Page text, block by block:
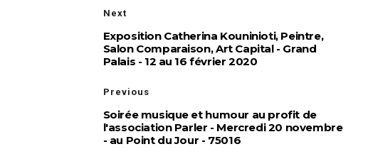
Next
Exposition Catherina Kouninioti, Peintre,
Salon Comparaison, Art Capital - Grand
Palais - 12 au 16 février 2020
Previous
Soirée musique et humour au profit de
l'association Parler - Mercredi 20 novembre
- au Point du Jour - 75016